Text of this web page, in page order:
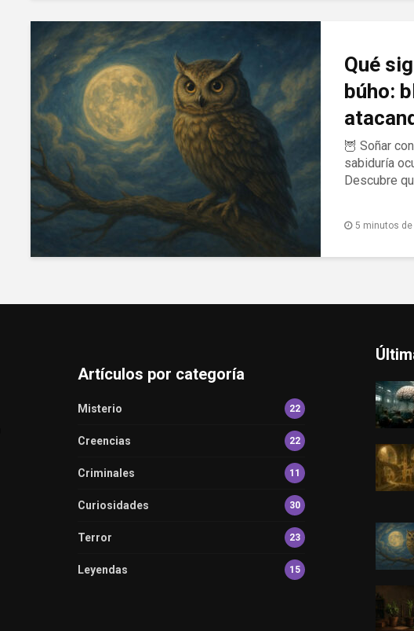
Qué
búho:
🦉 Soñar
sabiduría
Descubre
5 minutos
Artículos por categoría
Misterio 22
Creencias 22
Criminales 11
Curiosidades 30
Terror 23
Leyendas 15